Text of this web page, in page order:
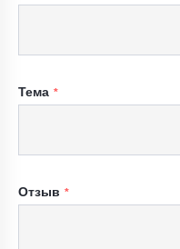
Тема
Отзыв